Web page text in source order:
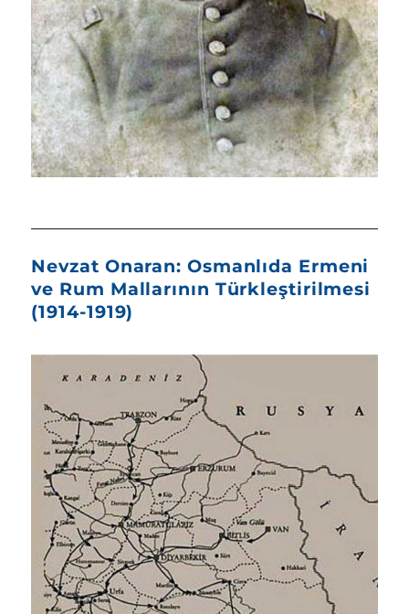
Nevzat Onaran: Osmanlıda Ermeni
ve Rum Mallarının Türkleştirilmesi
(1914-1919)